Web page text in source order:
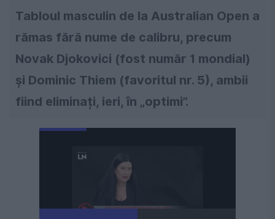
Tabloul masculin de la Australian Open a
rămas fără nume de calibru, precum
Novak Djokovici (fost număr 1 mondial)
și Dominic Thiem (favoritul nr. 5), ambii
fiind eliminați, ieri, în „optimi”.